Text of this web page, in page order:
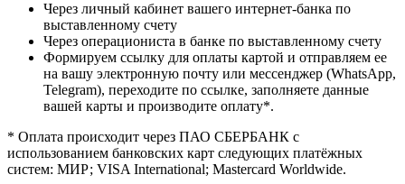
Через личный кабинет вашего интернет-банка по
выставленному счету
Через операциониста в банке по выставленному счету
Формируем ссылку для оплаты картой и отправляем ее
на вашу электронную почту или мессенджер (WhatsApp,
Telegram), переходите по ссылке, заполняете данные
вашей карты и производите оплату*.
* Оплата происходит через ПАО СБЕРБАНК с
использованием банковских карт следующих платёжных
систем: МИР; VISA International; Mastercard Worldwide.